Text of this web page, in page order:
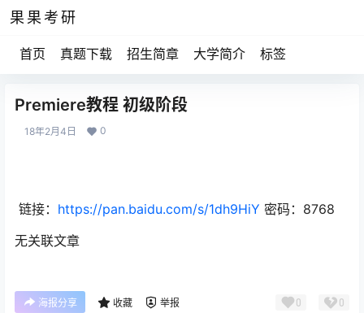
果果考研
首页 真题下载 招生简章 大学简介 标签
Premiere教程 初级阶段
18年2月4日 0
链接： https://pan.baidu.com/s/1dh9HiY 密码： 8768
无关联文章
海报分享 收藏 举报 0 0